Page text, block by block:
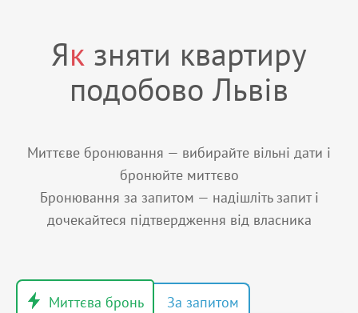
Як зняти квартиру
подобово Львів
Миттєве бронювання — вибирайте вільні дати і
бронюйте миттєво
Бронювання за запитом — надішліть запит і
дочекайтеся підтвердження від власника